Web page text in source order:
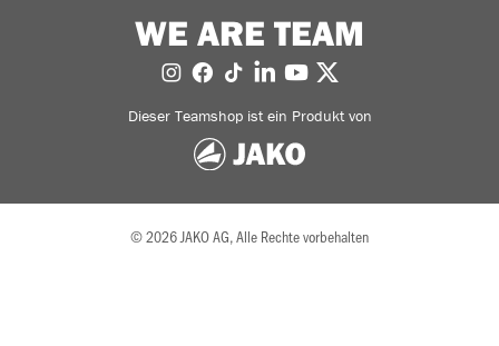
WE ARE TEAM
Dieser Teamshop ist ein Produkt von
© 2026 JAKO AG, Alle Rechte vorbehalten